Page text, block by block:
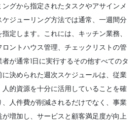
Jaco Oct 12, 2020
たのモチベーションを維持するための
の生産的な時間管理戦略
Jaco Oct 12, 2020
グから指定されたタスクやアサインメ
ジューリング方法では通常、一週間分
定します。これには、キッチン業務、
ントハウス管理、チェックリストの管
が通常1日に実行するその他すべてのタ
に決められた週次スケジュールは、従業
的資源を十分に活用していることを確
人件費が削減されるだけでなく、事業
増加し、サービスと顧客満足度が向上